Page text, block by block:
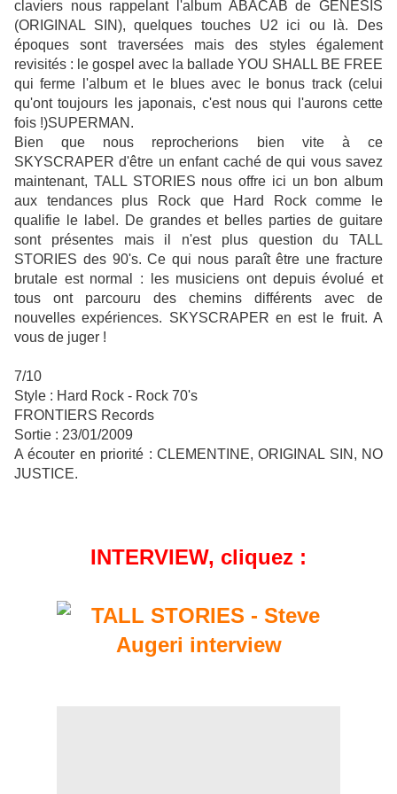
claviers nous rappelant l'album ABACAB de GENESIS
(ORIGINAL SIN), quelques touches U2 ici ou là. Des
époques sont traversées mais des styles également
revisités : le gospel avec la ballade YOU SHALL BE FREE
qui ferme l'album et le blues avec le bonus track (celui
qu'ont toujours les japonais, c'est nous qui l'aurons cette
fois !)SUPERMAN.
Bien que nous reprocherions bien vite à ce
SKYSCRAPER d'être un enfant caché de qui vous savez
maintenant, TALL STORIES nous offre ici un bon album
aux tendances plus Rock que Hard Rock comme le
qualifie le label. De grandes et belles parties de guitare
sont présentes mais il n'est plus question du TALL
STORIES des 90's. Ce qui nous paraît être une fracture
brutale est normal : les musiciens ont depuis évolué et
tous ont parcouru des chemins différents avec de
nouvelles expériences. SKYSCRAPER en est le fruit. A
vous de juger !
7/10
Style : Hard Rock - Rock 70's
FRONTIERS Records
Sortie : 23/01/2009
A écouter en priorité : CLEMENTINE, ORIGINAL SIN, NO
JUSTICE.
INTERVIEW, cliquez :